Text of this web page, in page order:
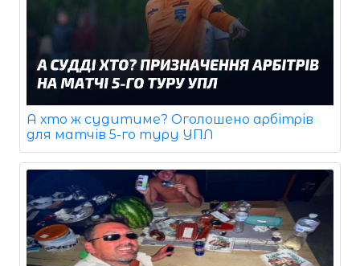
А хто ж судитиме? Оголошено арбітрів
для матчів 5-го туру УПЛ